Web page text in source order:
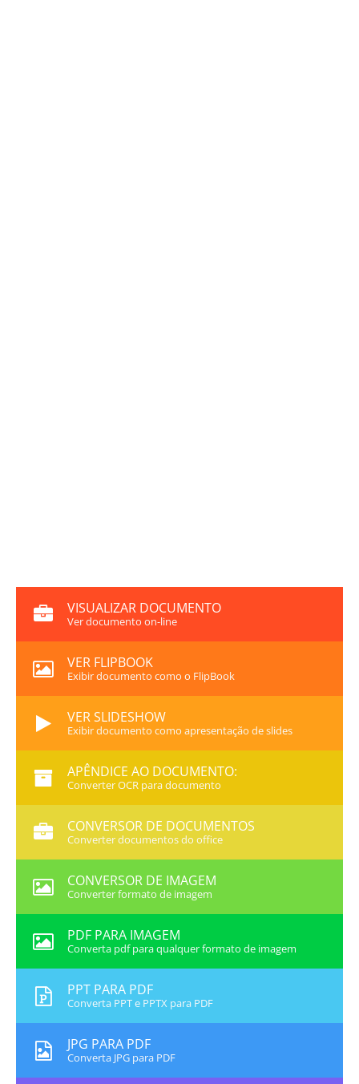
VISUALIZAR DOCUMENTO
Ver documento on-line
VER FLIPBOOK
Exibir documento como o FlipBook
VER SLIDESHOW
Exibir documento como apresentação de slides
APÊNDICE AO DOCUMENTO:
Converter OCR para documento
CONVERSOR DE DOCUMENTOS
Converter documentos do office
CONVERSOR DE IMAGEM
Converter formato de imagem
PDF PARA IMAGEM
Converta pdf para qualquer formato de imagem
PPT PARA PDF
Converta PPT e PPTX para PDF
JPG PARA PDF
Converta JPG para PDF